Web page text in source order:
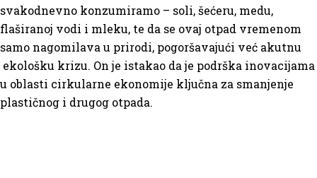
svakodnevno konzumiramo – soli, šećeru, medu,
flaširanoj vodi i mleku, te da se ovaj otpad vremenom
samo nagomilava u prirodi, pogoršavajući već akutnu
ekološku krizu. On je istakao da je podrška inovacijama
u oblasti cirkularne ekonomije ključna za smanjenje
plastičnog i drugog otpada.